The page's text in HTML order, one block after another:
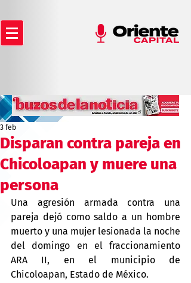
Disparan contra pareja en
Chicoloapan y muere una
persona
3 feb
Una agresión armada contra una
pareja dejó como saldo a un hombre
muerto y una mujer lesionada la noche
del domingo en el fraccionamiento
ARA II, en el municipio de
Chicoloapan, Estado de México.